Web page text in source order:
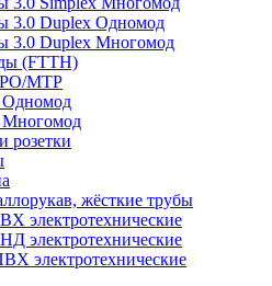
3.0 Duplex Одномод
3.0 Duplex Многомод
(FTTH)
MTP
Одномод
Многомод
розетки
жёсткие трубы
электротехнические
электротехнические
электротехнические